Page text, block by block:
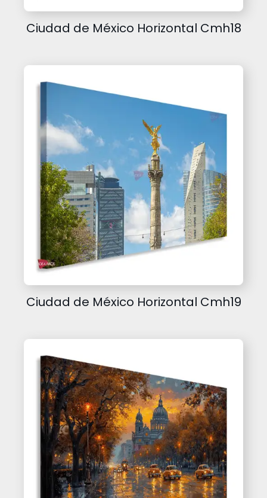
Ciudad de México Horizontal Cmh18
Ciudad de México Horizontal Cmh19